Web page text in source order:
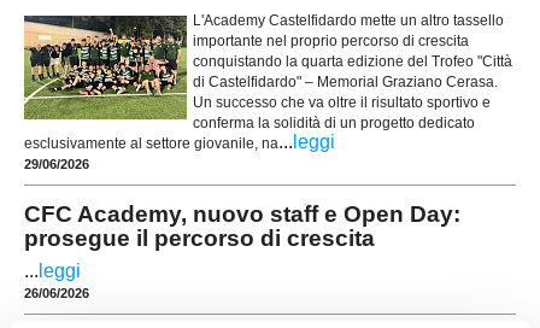
L'Academy Castelfidardo mette un altro tassello
importante nel proprio percorso di crescita
conquistando la quarta edizione del Trofeo "Città
di Castelfidardo" – Memorial Graziano Cerasa.
Un successo che va oltre il risultato sportivo e
conferma la solidità di un progetto dedicato
esclusivamente al settore giovanile, na... leggi
29/06/2026
CFC Academy, nuovo staff e Open Day:
prosegue il percorso di crescita
... leggi
26/06/2026